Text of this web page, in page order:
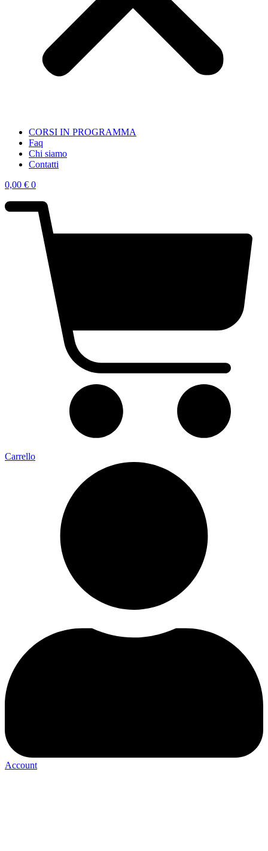
CORSI IN PROGRAMMA
Faq
Chi siamo
Contatti
0,00 € 0
Carrello
Account